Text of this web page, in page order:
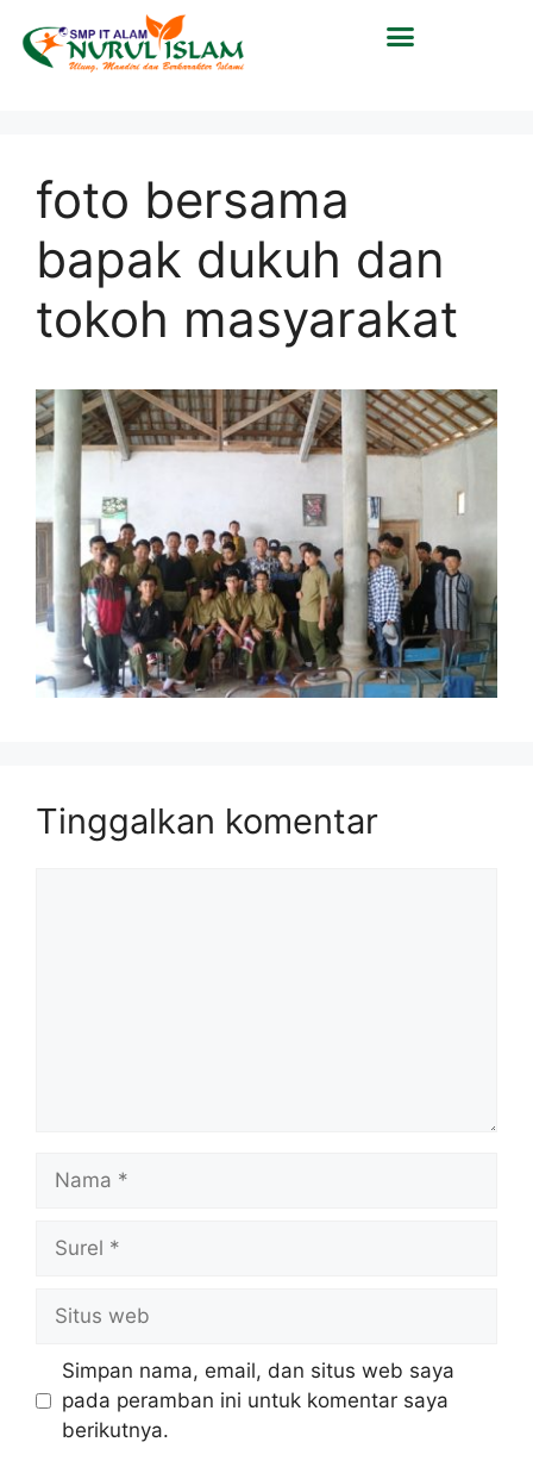
foto bersama
bapak dukuh dan
tokoh masyarakat
Tinggalkan komentar
Simpan nama, email, dan situs web saya
pada peramban ini untuk komentar saya
berikutnya.